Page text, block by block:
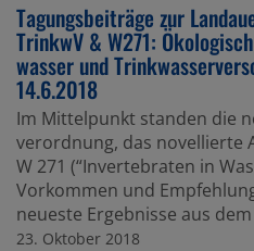
Tagungs­bei­träge zur
TrinkwV & W271:
wasser und
14.6.2018
Im Mittel­punkt standen die
ver­ord­nung, das novel­lierte
W 271 (“Inver­te­braten in
Vorkommen und
neueste Ergeb­nisse aus
23. Oktober 2018